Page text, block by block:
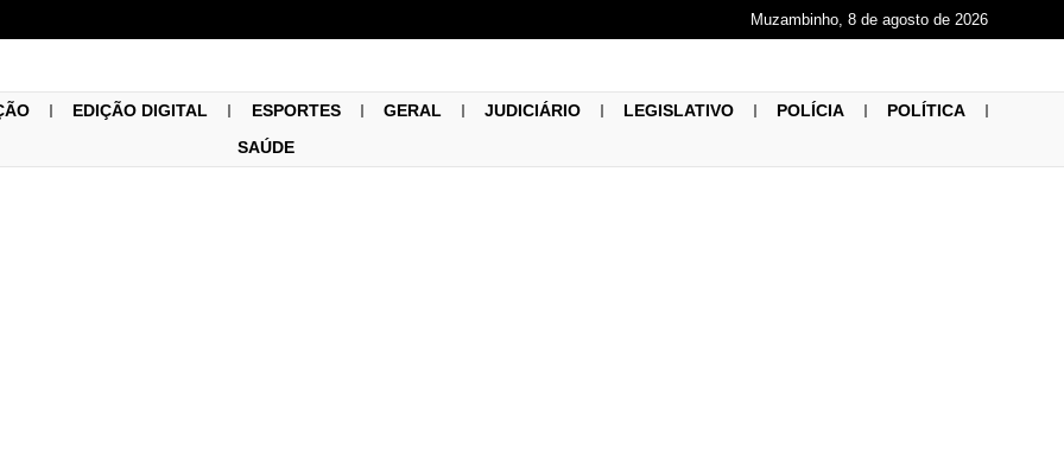
Muzambinho, 8 de agosto de 2026
EDIÇÃO DIGITAL ESPORTES GERAL JUDICIÁRIO LEGISLATIVO POLÍCIA
POLÍTICA
SAÚDE